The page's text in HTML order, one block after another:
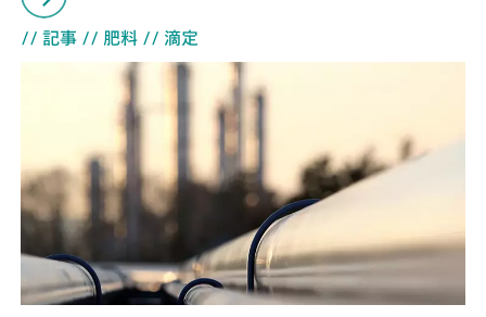
// 記事 // 肥料 // 滴定